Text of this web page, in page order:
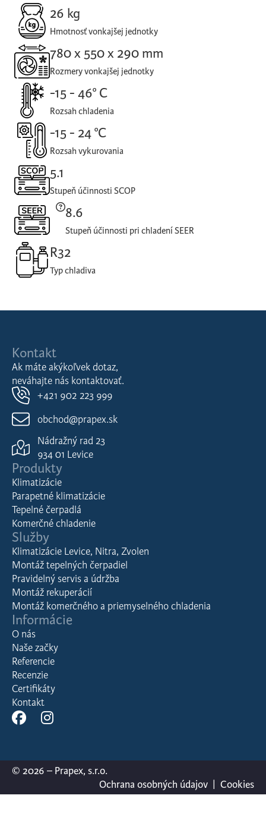
26 kg
Hmotnosť vonkajšej jednotky
780 x 550 x 290 mm
Rozmery vonkajšej jednotky
-15 - 46° C
Rozsah chladenia
-15 - 24 °C
Rozsah vykurovania
5.1
Stupeň účinnosti SCOP
8.6
Stupeň účinnosti pri chladení SEER
R32
Typ chladiva
Kontakt
Ak máte akýkoľvek dotaz,
neváhajte nás kontaktovať.
+421 902 223 999
obchod@prapex.sk
Nádražný rad 23
934 01 Levice
Produkty
Klimatizácie
Parapetné klimatizácie
Tepelné čerpadlá
Komerčné chladenie
Služby
Klimatizácie Levice, Nitra, Zvolen
Montáž tepelných čerpadiel
Pravidelný servis a údržba
Montáž rekuperácií
Montáž komerčného a priemyselného chladenia
Informácie
O nás
Naše začky
Referencie
Recenzie
Certifikáty
Kontakt
© 2026 – Prapex, s.r.o.
Ochrana osobných údajov | Cookies